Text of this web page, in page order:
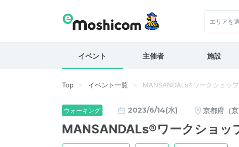
エリアを
イベント 主催者 施設
Top イベント一覧 MANSANDALs®ワークショッ
ウォーキング 2023/6/14(水) 京都府（京
MANSANDALs®ワークショッ